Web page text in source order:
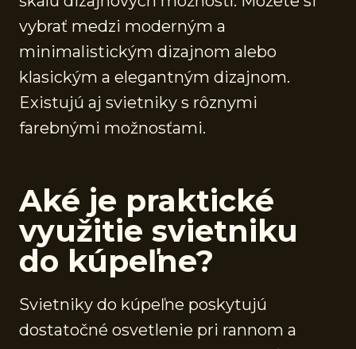
vybrať medzi moderným a
minimalistickým dizajnom alebo
klasickým a elegantným dizajnom.
Existujú aj svietniky s rôznymi
farebnými možnosťami.
Aké je praktické
využitie svietniku
do kúpeľne?
Svietniky do kúpeľne poskytujú
dostatočné osvetlenie pri rannom a